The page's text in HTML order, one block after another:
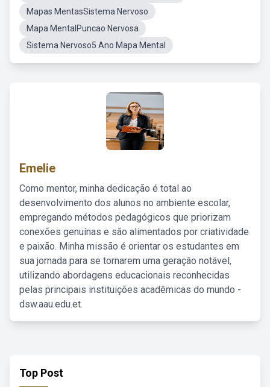
Mapas MentasSistema Nervoso
Mapa MentalPuncao Nervosa
Sistema Nervoso5 Ano Mapa Mental
Emelie
Como mentor, minha dedicação é total ao
desenvolvimento dos alunos no ambiente escolar,
empregando métodos pedagógicos que priorizam
conexões genuínas e são alimentados por criatividade
e paixão. Minha missão é orientar os estudantes em
sua jornada para se tornarem uma geração notável,
utilizando abordagens educacionais reconhecidas
pelas principais instituições acadêmicas do mundo -
dsw.aau.edu.et.
Top Post